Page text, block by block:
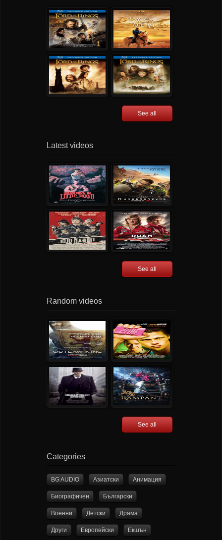
See all
Latest videos
See all
Random videos
See all
Categories
BG AUDIO Азиатски Анимация
Биографичен Български
Военни Детски Драма
Други Европейски Екшън